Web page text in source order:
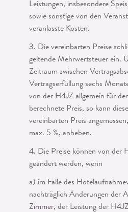
Leistungen, insbesondere
sowie sonstige von den
veranlasste Kosten.
3. Die vereinbarten Preise
geltende Mehrwertsteuer ein.
Zeitraum zwischen
Vertragserfüllung sechs
von der H4JZ allgemein für
berech­nete Preis, so kann
vereinbarten Preis
max. 5 %, anheben.
4. Die Preise können von der
geändert werden, wenn
a) im Falle des
nachträglich Änderungen der
Zimmer, der Leistung der